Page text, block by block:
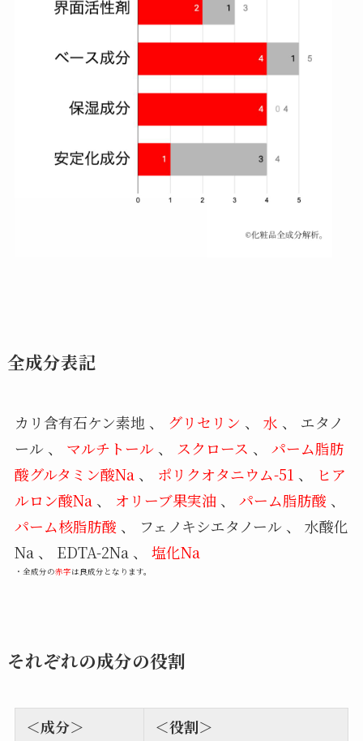
全成分表記
カリ含有石ケン素地 、 グリセリン 、 水 、 エタノ
ール 、 マルチトール 、 スクロース 、 パーム脂肪
酸グルタミン酸Na 、 ポリクオタニウム-51 、
ヒア
ルロン酸Na 、 オリーブ果実油 、 パーム脂肪酸 、
パーム核脂肪酸 、 フェノキシエタノール 、 水酸化
Na 、 EDTA-2Na 、 塩化Na
・全成分の赤字は良成分となります。
それぞれの成分の役割
＜成分＞ ＜役割＞